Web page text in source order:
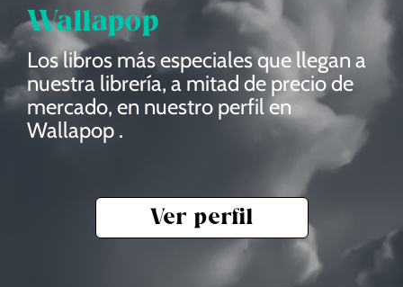
Wallapop
Los libros más especiales que llegan a
nuestra librería, a mitad de precio de
mercado, en nuestro perfil en
Wallapop .
Ver perfil